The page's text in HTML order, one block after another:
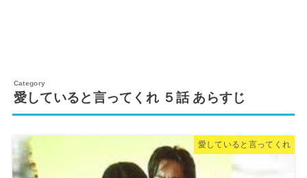
愛していると言ってくれ ５話 あらすじ
愛していると言ってくれ